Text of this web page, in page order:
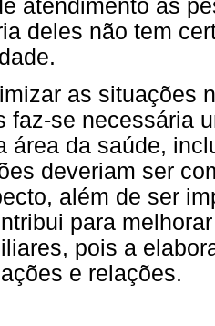
atendimento às
deles não tem
as situações
faz-se necessária
área da saúde,
deveriam ser
além de ser
para
pois a
e relações.